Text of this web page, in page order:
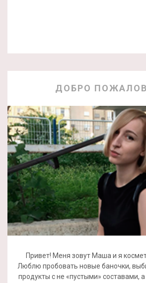
ДОБРО
Привет! Меня зовут Маша и я
Люблю пробовать новые баночки,
продукты с не «пустыми» составами,